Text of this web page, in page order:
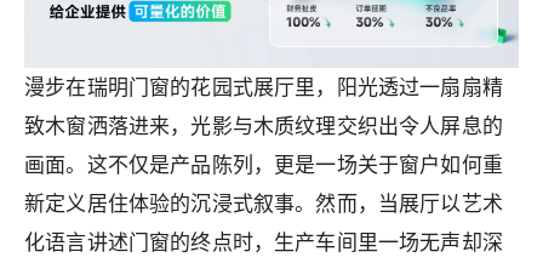
漫步在瑞明门窗的花园式展厅里，阳光透过一扇扇精
致木窗洒落进来，光影与木质纹理交织出令人屏息的
画面。这不仅是产品陈列，更是一场关于窗户如何重
新定义居住体验的沉浸式叙事。然而，当展厅以艺术
化语言讲述门窗的终点时，生产车间里一场无声却深